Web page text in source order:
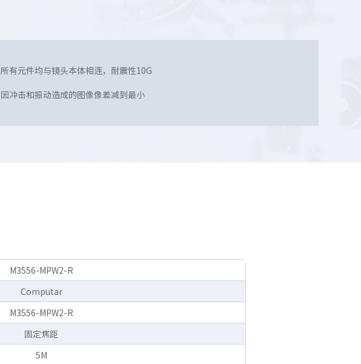
所有元件均与镜头本体相连，耐震性10G
因冲击和振动造成的图像像差减到最小
M3556-MPW2-R
Computar
M3556-MPW2-R
固定焦距
5M